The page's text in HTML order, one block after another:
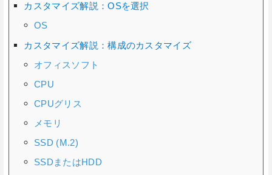
カスタマイズ解説：OSを選択
OS
カスタマイズ解説：構成のカスタマイズ
オフィスソフト
CPU
CPUグリス
メモリ
SSD (M.2)
SSDまたはHDD